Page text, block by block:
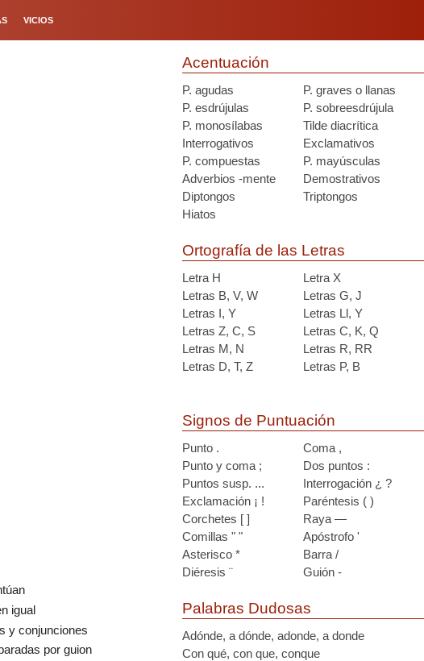
VICIOS
igual
y conjunciones
por guion
Acentuación
P. agudas
P. graves o llanas
P. esdrújulas
P. sobreesdrújula
P. monosílabas
Tilde diacrítica
Interrogativos
Exclamativos
P. compuestas
P. mayúsculas
Adverbios -mente
Demostrativos
Diptongos
Triptongos
Hiatos
Ortografía de las Letras
Letra H
Letra X
Letras B, V, W
Letras G, J
Letras I, Y
Letras Ll, Y
Letras Z, C, S
Letras C, K, Q
Letras M, N
Letras R, RR
Letras D, T, Z
Letras P, B
Signos de Puntuación
Punto .
Coma ,
Punto y coma ;
Dos puntos :
Puntos susp. ...
Interrogación ¿ ?
Exclamación ¡ !
Paréntesis ( )
Corchetes [ ]
Raya —
Comillas " "
Apóstrofo '
Asterisco *
Barra /
Diéresis ¨
Guión -
Palabras Dudosas
Adónde, a dónde, adonde, a donde
Con qué, con que, conque